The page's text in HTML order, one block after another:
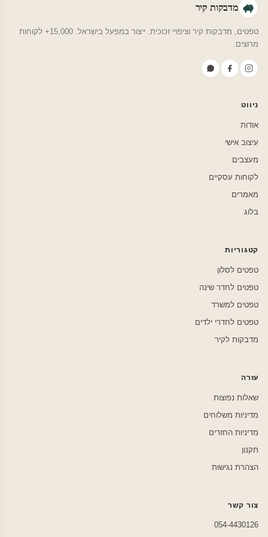
מדבקות קיר
טפטים, מדבקות קיר וציפויי זכוכית. ייצור במפעל בישראל. 15,000+ לקוחות
מרוצים.
ניווט
אודות
עיצוב אישי
מעצבים
לקוחות עסקיים
מאמרים
בלוג
קטגוריות
טפטים לסלון
טפטים לחדר שינה
טפטים למשרד
טפטים לחדרי ילדים
מדבקות לקיר
עזרה
שאלות נפוצות
מדיניות משלוחים
מדיניות החזרים
תקנון
הצהרת נגישות
צור קשר
054-4430126